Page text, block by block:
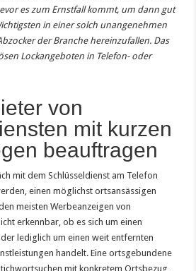
es zum Ernstfall kommt, um dann gut
in einer solch unangenehmen
der Branche hereinzufallen. Das
Lockangeboten in Telefon- oder
von
mit kurzen
beauftragen
mit dem Schlüsseldienst am Telefon
einen möglichst ortsansässigen
meisten Werbeanzeigen von
erkennbar, ob es sich um einen
lediglich um einen weit entfernten
handelt. Eine ortsgebundene
mit konkretem Ortsbezug,